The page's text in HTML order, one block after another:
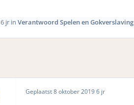
6 jrin Verantwoord Spelen en Gokverslaving
Geplaatst8 oktober 20196 jr